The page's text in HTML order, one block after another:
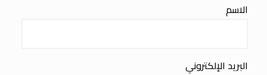
الاسم
البريد الإلكتروني